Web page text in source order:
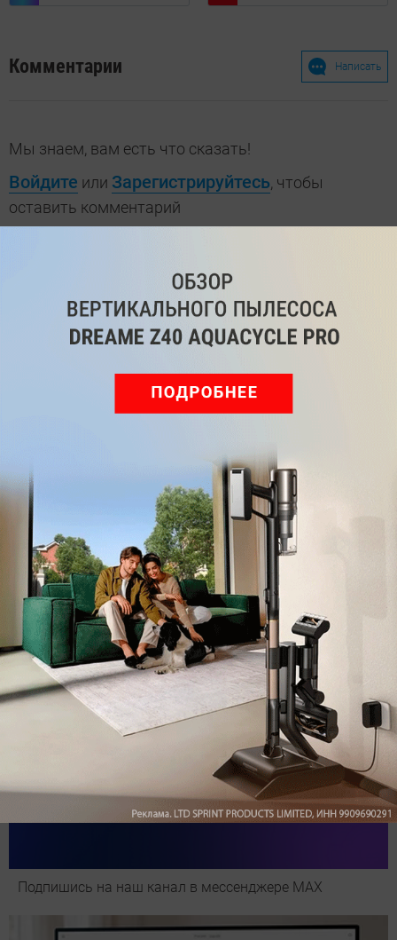
Комментарии Написать
Мы знаем, вам есть что сказать!
Войдите или Зарегистрируйтесь, чтобы
оставить комментарий
Обзор вертикального пылесоса Dreame Z40 AquaCycle
Pro: гибкий подход к уборке
Подпишись на наш канал в мессенджере МАХ